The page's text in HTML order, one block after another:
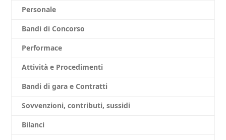
Personale
Bandi di Concorso
Performace
Attività e Procedimenti
Bandi di gara e Contratti
Sovvenzioni, contributi, sussidi
Bilanci